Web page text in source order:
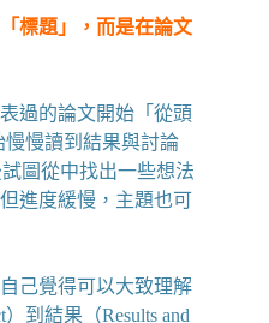
標題」，而是在論文
過的論文開始「從頭
慢慢讀到結果與討論
試圖從中找出一些想法
進度緩慢，主題也可
己覺得可以大致理解
到結果（Results and